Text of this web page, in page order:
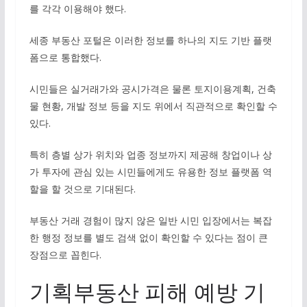
를 각각 이용해야 했다.
세종 부동산 포털은 이러한 정보를 하나의 지도 기반 플랫
폼으로 통합했다.
시민들은 실거래가와 공시가격은 물론 토지이용계획, 건축
물 현황, 개발 정보 등을 지도 위에서 직관적으로 확인할 수
있다.
특히 층별 상가 위치와 업종 정보까지 제공해 창업이나 상
가 투자에 관심 있는 시민들에게도 유용한 정보 플랫폼 역
할을 할 것으로 기대된다.
부동산 거래 경험이 많지 않은 일반 시민 입장에서는 복잡
한 행정 정보를 별도 검색 없이 확인할 수 있다는 점이 큰
장점으로 꼽힌다.
기획부동산 피해 예방 기